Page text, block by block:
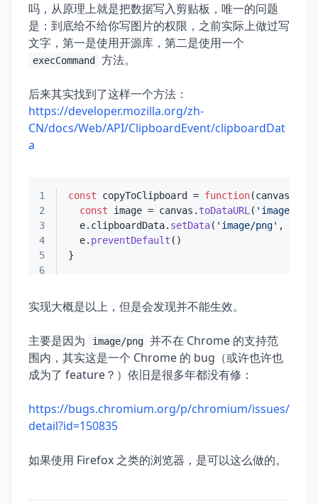
吗，从原理上就是把数据写入剪贴板，唯一的问题
是：到底给不给你写图片的权限，之前实际上做过写
文字，第一是使用开源库，第二是使用一个
execCommand 方法。
后来其实找到了这样一个方法：
https://developer.mozilla.org/zh-
CN/docs/Web/API/ClipboardEvent/clipboardDat
a
1 const copyToClipboard = function(canvas, e
2
const image = canvas. toDataURL ( 'image/png'
3
  e.
clipboardData. setData( 'image/png'
4
  e.
preventDefault
5
6
实现大概是以上，但是会发现并不能生效。
主要是因为 image/png 并不在 Chrome 的支持范
围内，其实这是一个 Chrome 的 bug（或许也许也
成为了 feature？）依旧是很多年都没有修：
https://bugs.chromium.org/p/chromium/issues/
detail?id=150835
如果使用 Firefox 之类的浏览器，是可以这么做的。